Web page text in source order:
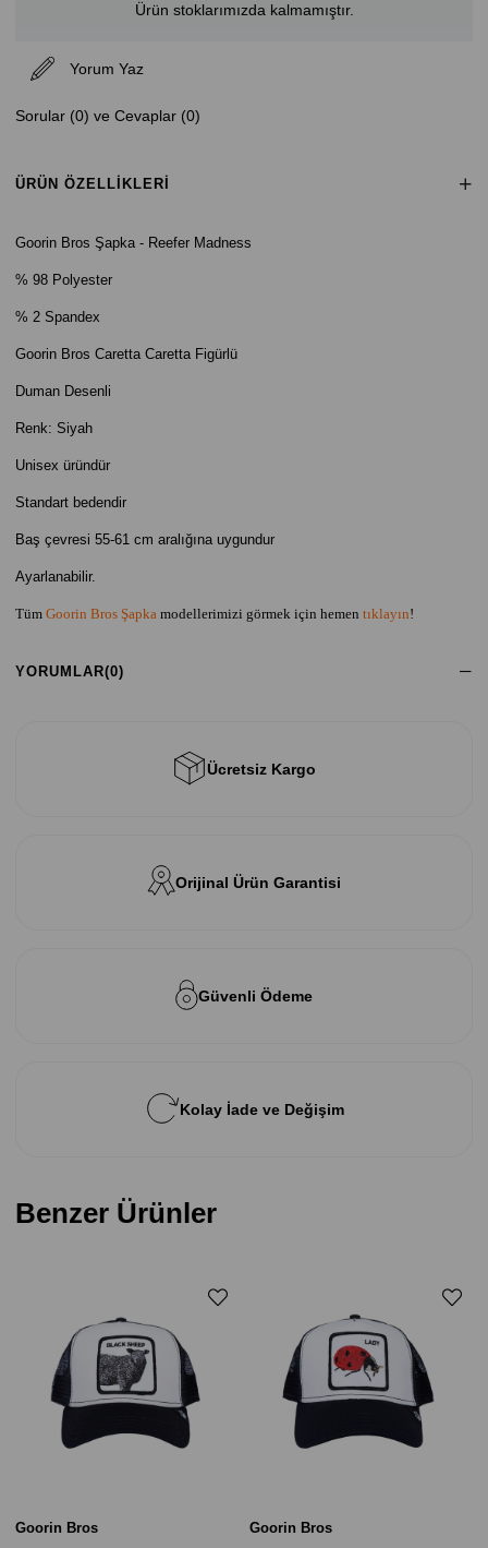
Ürün stoklarımızda kalmamıştır.
Yorum Yaz
Sorular (0) ve Cevaplar (0)
ÜRÜN ÖZELLIKLERI
Goorin Bros Şapka - Reefer Madness
% 98 Polyester
% 2 Spandex
Goorin Bros Caretta Caretta Figürlü
Duman Desenli
Renk: Siyah
Unisex üründür
Standart bedendir
Baş çevresi 55-61 cm aralığına uygundur
Ayarlanabilir.
Tüm Goorin Bros Şapka modellerimizi görmek için hemen tıklayın!
YORUMLAR(0)
Ücretsiz Kargo
Orijinal Ürün Garantisi
Güvenli Ödeme
Kolay İade ve Değişim
Benzer Ürünler
Goorin Bros
Goorin Bros